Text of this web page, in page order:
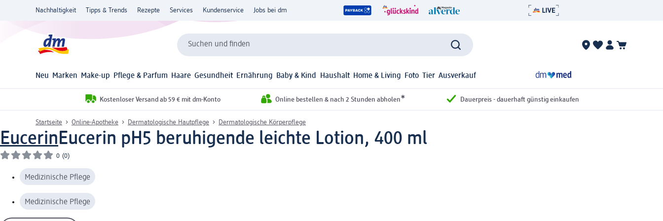
Nachhaltigkeit Tipps & Trends Rezepte Services Kundenservice Jobs bei dm
Suchen und finden
Neu Marken Make-up Pflege & Parfum Haare Gesundheit Ernährung Baby & Kind Haushalt Home & Living Foto Tier Ausverkauf
Kostenloser Versand ab 59 € mit dm-Konto Online bestellen & nach 2 Stunden abholen* Dauerpreis - dauerhaft günstig einkaufen
Startseite Online-Apotheke Dermatologische Hautpflege Dermatologische Körperpflege
EucerinEucerin pH5 beruhigende leichte Lotion, 400 ml
0 (0)
Medizinische Pflege
Medizinische Pflege